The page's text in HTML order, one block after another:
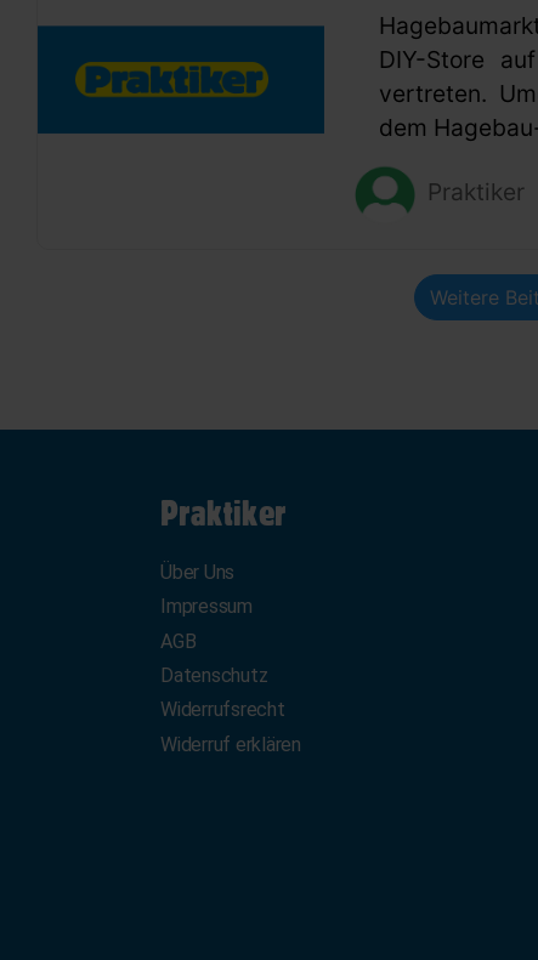
DIY-Store
vertreten.
dem
Praktiker
Weitere
Praktiker
Über Uns
Impressum
AGB
Datenschutz
Widerrufsrecht
Widerruf erklären